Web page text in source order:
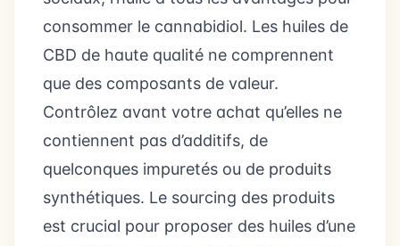
consommer le cannabidiol. Les huiles de
CBD de haute qualité ne comprennent
que des composants de valeur.
Contrôlez avant votre achat qu’elles ne
contiennent pas d’additifs, de
quelconques impuretés ou de produits
synthétiques. Le sourcing des produits
est crucial pour proposer des huiles d’une